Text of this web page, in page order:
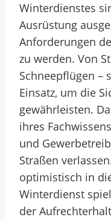
Winterdienstes
Ausrüstung
Anforderungen
zu werden. Von
Schneepflügen –
Einsatz, um die
gewährleisten.
ihres
und
Straßen
optimistisch in
Winterdienst
der